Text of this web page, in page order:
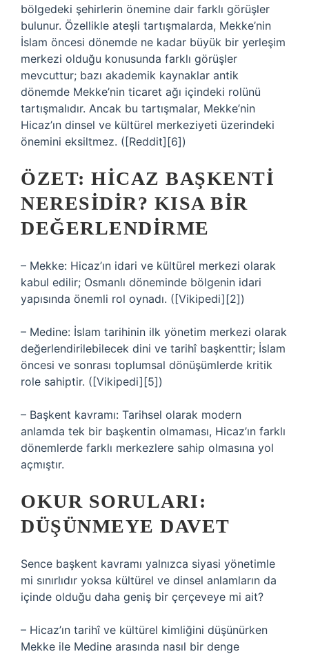
bölgedeki şehirlerin önemine dair farklı görüşler
bulunur. Özellikle ateşli tartışmalarda, Mekke’nin
İslam öncesi dönemde ne kadar büyük bir yerleşim
merkezi olduğu konusunda farklı görüşler
mevcuttur; bazı akademik kaynaklar antik
dönemde Mekke’nin ticaret ağı içindeki rolünü
tartışmalıdır. Ancak bu tartışmalar, Mekke’nin
Hicaz’ın dinsel ve kültürel merkeziyeti üzerindeki
önemini eksiltmez. ([Reddit][6])
ÖZET: HICAZ BAŞKENTI
NERESIDIR? KISA BIR
DEĞERLENDIRME
– Mekke: Hicaz’ın idari ve kültürel merkezi olarak
kabul edilir; Osmanlı döneminde bölgenin idari
yapısında önemli rol oynadı. ([Vikipedi][2])
– Medine: İslam tarihinin ilk yönetim merkezi olarak
değerlendirilebilecek dini ve tarihî başkenttir; İslam
öncesi ve sonrası toplumsal dönüşümlerde kritik
role sahiptir. ([Vikipedi][5])
– Başkent kavramı: Tarihsel olarak modern
anlamda tek bir başkentin olmaması, Hicaz’ın farklı
dönemlerde farklı merkezlere sahip olmasına yol
açmıştır.
OKUR SORULARI:
DÜŞÜNMEYE DAVET
Sence başkent kavramı yalnızca siyasi yönetimle
mi sınırlıdır yoksa kültürel ve dinsel anlamların da
içinde olduğu daha geniş bir çerçeveye mi ait?
– Hicaz’ın tarihî ve kültürel kimliğini düşünürken
Mekke ile Medine arasında nasıl bir denge